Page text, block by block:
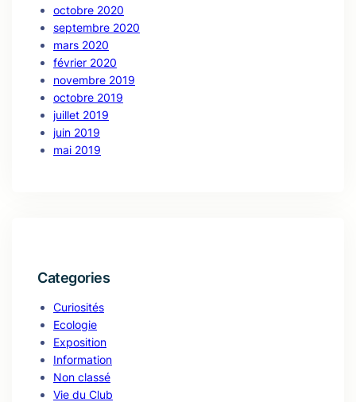
octobre 2020
septembre 2020
mars 2020
février 2020
novembre 2019
octobre 2019
juillet 2019
juin 2019
mai 2019
Categories
Curiosités
Ecologie
Exposition
Information
Non classé
Vie du Club